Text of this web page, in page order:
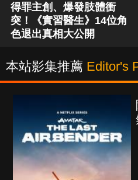
得罪主創、爆發肢體衝
突！《實習醫生》14位角
色退出真相大公開
本站影集推薦 Editor's